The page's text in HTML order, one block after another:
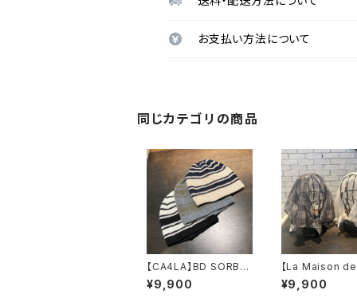
お支払い方法について
同じカテゴリの商品
【CA4LA】BD SORBE
T WATCH ニッ
ト DOU02167
¥9,900
【La Maison
s】 SLITERCHIF
スカーフ 22610
¥9,900